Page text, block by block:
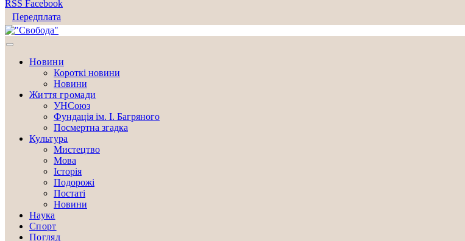
RSS Facebook
Передплата
Новини
Короткі новини
Новини
Життя громади
УНСоюз
Фундація ім. І. Багряного
Посмертна згадка
Культура
Мистецтво
Мова
Історія
Подорожі
Постаті
Новини
Наука
Спорт
Погляд